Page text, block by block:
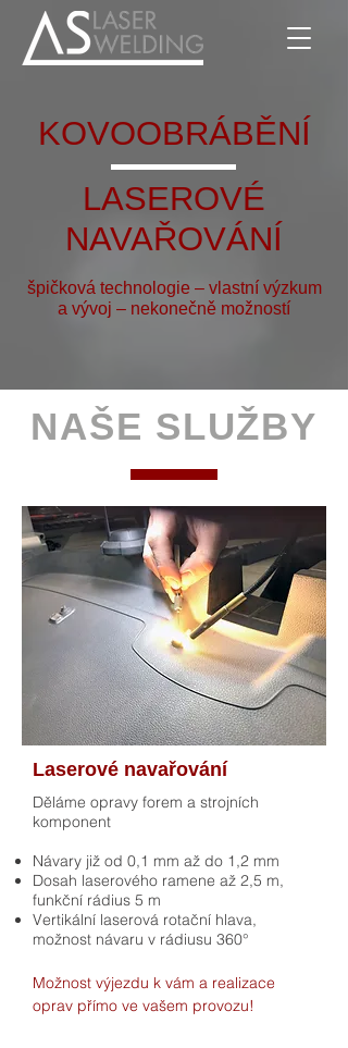
KOVOOBRÁBĚNÍ
LASEROVÉ
NAVAŘOVÁNÍ
špičková technologie – vlastní výzkum
a vývoj – nekonečně možností
NAŠE SLUŽBY
Laserové navařování
Děláme opravy forem a strojních
komponent
Návary již od 0,1 mm až do 1,2 mm
Dosah laserového ramene až 2,5 m,
funkční rádius 5 m
Vertikální laserová rotační hlava,
možnost návaru v rádiusu 360°
Možnost výjezdu k vám a realizace
oprav přímo ve vašem provozu!